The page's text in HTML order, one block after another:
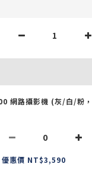
網路攝影機 (灰/白/粉
優惠價 NT$3,590